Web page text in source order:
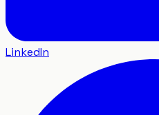
LinkedIn